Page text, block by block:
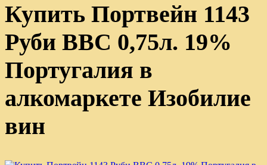
Купить Портвейн 1143
Руби ВВС 0,75л. 19%
Португалия в
алкомаркете Изобилие
вин